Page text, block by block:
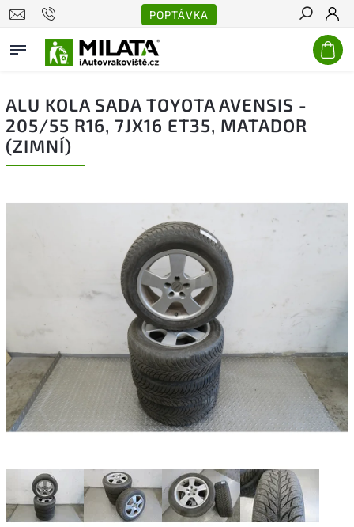
POPTÁVKA
Hledat
ALU KOLA SADA TOYOTA AVENSIS -
205/55 R16, 7JX16 ET35, MATADOR
(ZIMNÍ)